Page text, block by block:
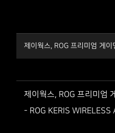
제이웍스, ROG 프리미엄 게
제이웍스, ROG 프리미엄
- ROG KERIS